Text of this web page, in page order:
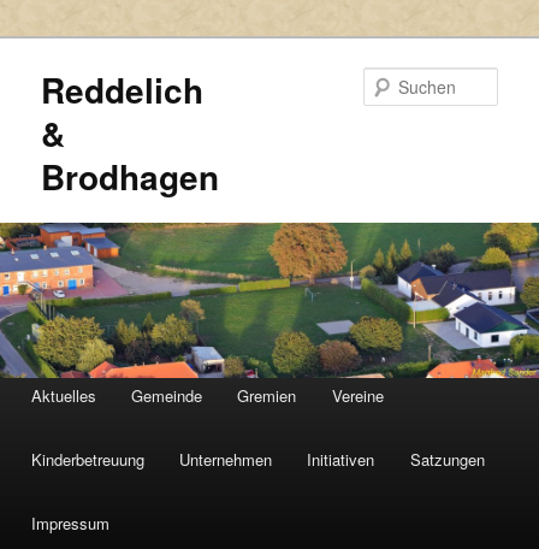
Reddelich
&
Brodhagen
HAUPTMENÜ
Zum
primären
Inhalt
Zum
sekundären
Inhalt
Aktuelles Gemeinde Gremien Vereine
Kinderbetreuung Unternehmen Initiativen Satzungen
Impressum